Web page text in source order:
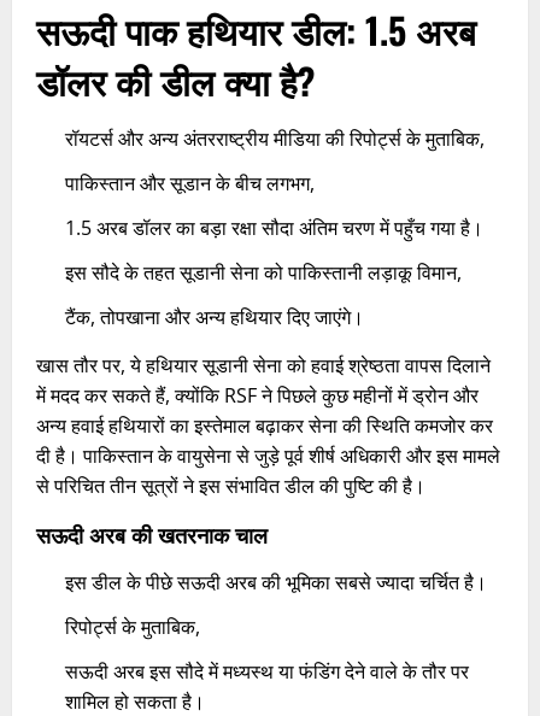
सऊदी पाक हथियार डील: 1.5 अरब
डॉलर की डील क्या है?
रॉयटर्स और अन्य अंतरराष्ट्रीय मीडिया की रिपोर्ट्स के मुताबिक,
पाकिस्तान और सूडान के बीच लगभग,
1.5 अरब डॉलर का बड़ा रक्षा सौदा अंतिम चरण में पहुँच गया है।
इस सौदे के तहत सूडानी सेना को पाकिस्तानी लड़ाकू विमान,
टैंक, तोपखाना और अन्य हथियार दिए जाएंगे।​
खास तौर पर, ये हथियार सूडानी सेना को हवाई श्रेष्ठता वापस दिलाने
में मदद कर सकते हैं, क्योंकि RSF ने पिछले कुछ महीनों में ड्रोन और
अन्य हवाई हथियारों का इस्तेमाल बढ़ाकर सेना की स्थिति कमजोर कर
दी है। पाकिस्तान के वायुसेना से जुड़े पूर्व शीर्ष अधिकारी और इस मामले
से परिचित तीन सूत्रों ने इस संभावित डील की पुष्टि की है।​
सऊदी अरब की खतरनाक चाल
इस डील के पीछे सऊदी अरब की भूमिका सबसे ज्यादा चर्चित है।
रिपोर्ट्स के मुताबिक,
सऊदी अरब इस सौदे में मध्यस्थ या फंडिंग देने वाले के तौर पर
शामिल हो सकता है।